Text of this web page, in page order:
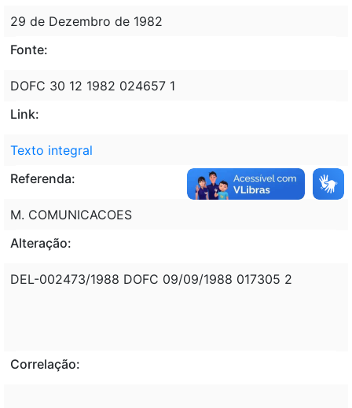
29 de Dezembro de 1982
Fonte:
DOFC 30 12 1982 024657 1
Link:
Texto integral
Referenda:
M. COMUNICACOES
Alteração:
DEL-002473/1988 DOFC 09/09/1988 017305 2
Correlação: